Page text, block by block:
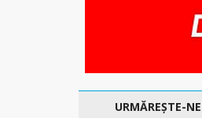
URMĂREȘTE-